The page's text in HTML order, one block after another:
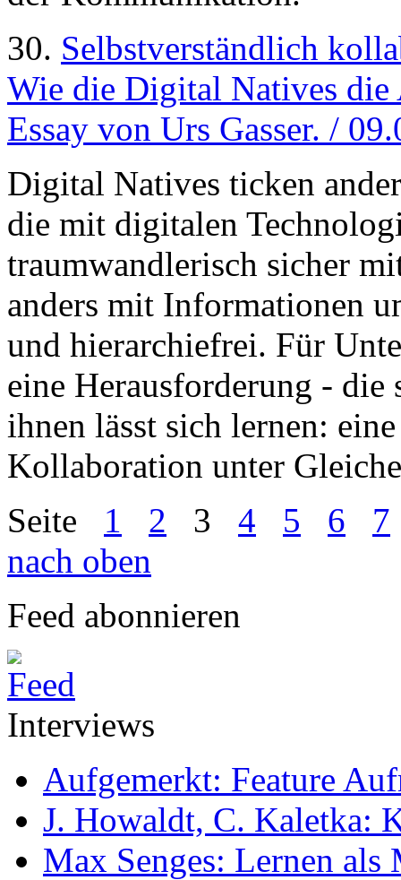
30. Selbstverständlich
Wie die Digital Natives
Essay von Urs Gasser. /
Digital Natives ticken
die mit digitalen
traumwandlerisch sicher
anders mit Informationen
und hierarchiefrei. Für
eine Herausforderung -
ihnen lässt sich lernen:
Kollaboration unter
Seite 1 2 3 4 5 6 7
nach oben
Feed abonnieren
Interviews
Aufgemerkt: Feature
J. Howaldt, C. Kaletka:
Max Senges: Lernen als